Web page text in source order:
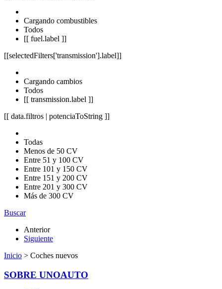
Cargando combustibles
Todos
[[ fuel.label ]]
[[selectedFilters['transmission'].label]]
Cargando cambios
Todos
[[ transmission.label ]]
[[ data.filtros | potenciaToString ]]
Todas
Menos de 50 CV
Entre 51 y 100 CV
Entre 101 y 150 CV
Entre 151 y 200 CV
Entre 201 y 300 CV
Más de 300 CV
Buscar
Anterior
Siguiente
Inicio > Coches nuevos
SOBRE UNOAUTO